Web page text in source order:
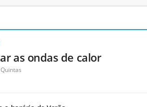
as ondas de calor